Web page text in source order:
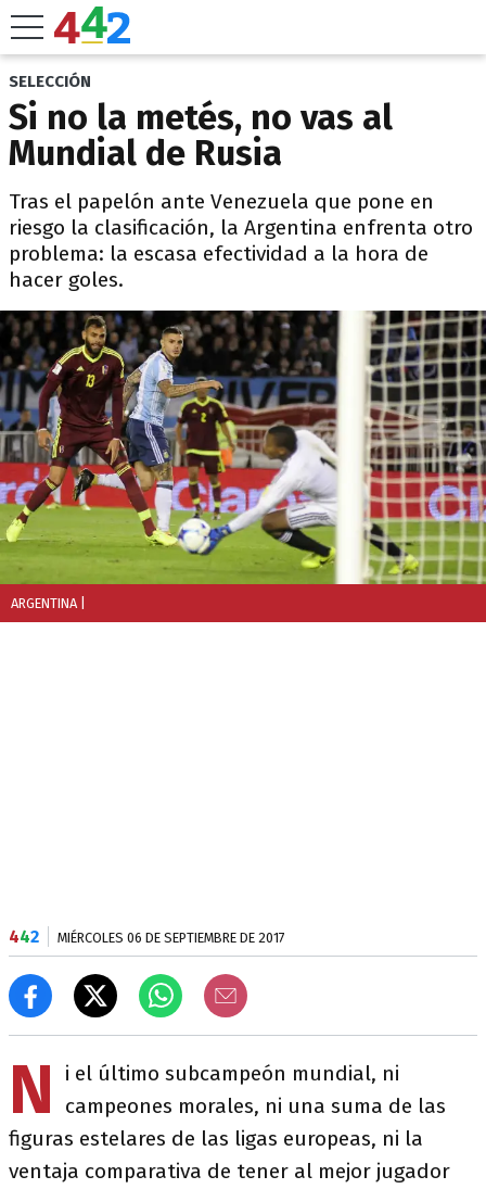
SELECCIÓN
Si no la metés, no vas al
Mundial de Rusia
Tras el papelón ante Venezuela que pone en
riesgo la clasificación, la Argentina enfrenta otro
problema: la escasa efectividad a la hora de
hacer goles.
ARGENTINA
442 MIÉRCOLES 06 DE SEPTIEMBRE DE 2017
N
i el último subcampeón mundial, ni
campeones morales, ni una suma de las
figuras estelares de las ligas europeas, ni la
ventaja comparativa de tener al mejor jugador